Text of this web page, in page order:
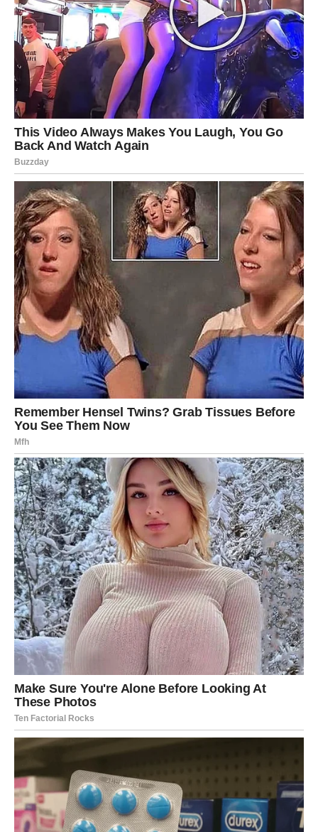
Iako možda još ne vidite cijelu sliku, događaji koji dolaze
potvrdiće da se stvari razvijaju u pravom smjeru.
Sudbina vam poručuje da ne odustajete jer ste mnogo
bliže uspjehu nego što mislite.
Počinje period kakav ste dugo
priželjkivali
Najvažnija poruka za Lavove jeste da ulazite u fazu života
tokom koje će sreća mnogo češće biti na vašoj strani.
Ljudi koji vas cijene pokazaće koliko im značite, prilike će
dolaziti onda kada su vam najpotrebnije, a određeni snovi
počeće da se pretvaraju u stvarnost.
Pred vama su dani puni pozitivnih iznenađenja, važnih
susreta i događaja koji će vam pokazati da je vrijedilo
vjerovati u sebe čak i onda kada je bilo teško.
Dragi Lavovi, ovo je zaista poruka sudbine koju morate
pročitati. Ona kaže da vam dolazi sreća kakvu niste mogli
ni zamisliti. Pred vama su lijepe vijesti, emotivna
ispunjenost, finansijski napredak i prilike koje mogu
promijeniti mnogo toga nabolje. Ono što vas posebno
raduje jeste činjenica da ovo nije samo kratkotrajan talas
sreće. Zvijezde jasno pokazuju da je pred vama početak
jednog mnogo uspješnijeg, radosnijeg i ispunjenijeg
životnog poglavlja.